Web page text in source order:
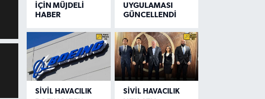
İÇİN MÜJDELİ
HABER
UYGULAMASI
GÜNCELLENDİ
SIVIL HAVACILIK SIVIL HAVACILIK